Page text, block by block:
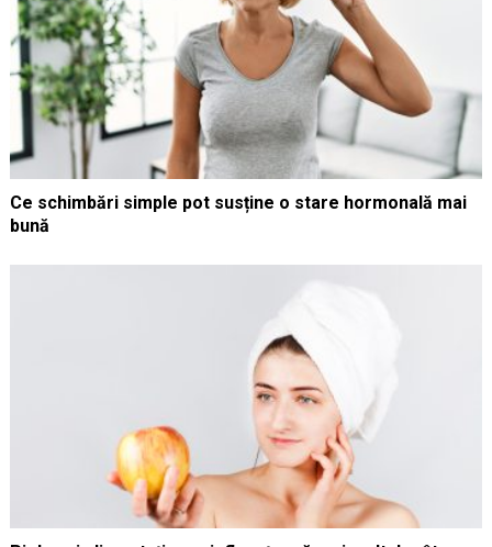
Ce schimbări simple pot susține o stare hormonală mai
bună